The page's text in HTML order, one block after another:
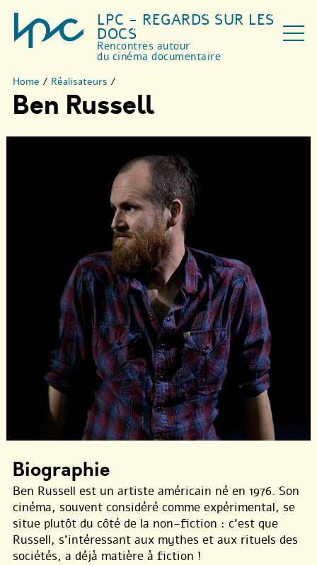
LPC - REGARDS SUR LES
DOCS
Rencontres autour
du cinéma documentaire
Home / Réalisateurs /
Ben Russell
Biographie
Ben Russell est un artiste américain né en 1976. Son
cinéma, souvent considéré comme expérimental, se
situe plutôt du côté de la non-fiction : c’est que
Russell, s’intéressant aux mythes et aux rituels des
sociétés, a déjà matière à fiction !